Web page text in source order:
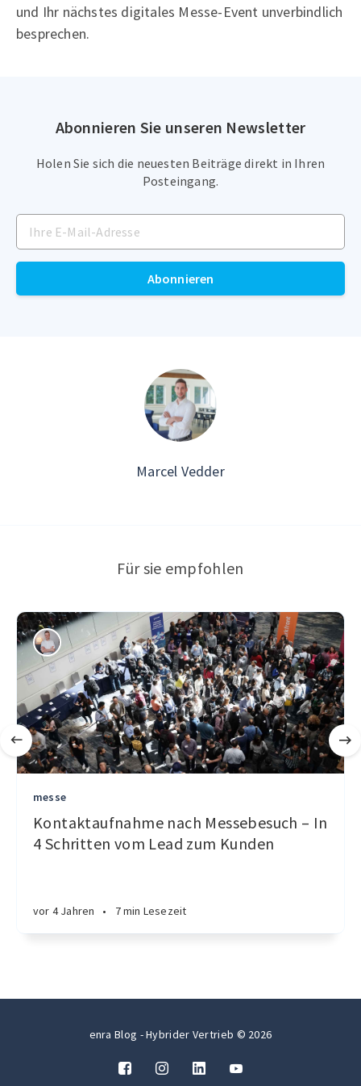
und Ihr nächstes digitales Messe-Event unverbindlich
besprechen.
Abonnieren Sie unseren Newsletter
Holen Sie sich die neuesten Beiträge direkt in Ihren
Posteingang.
Abonnieren
Marcel Vedder
Für sie empfohlen
messe
Kontaktaufnahme nach Messebesuch – In
4 Schritten vom Lead zum Kunden
vor 4 Jahren • 7 min Lesezeit
enra Blog - Hybrider Vertrieb © 2026